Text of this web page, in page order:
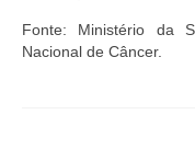
Fonte: Ministério da
Nacional de Câncer.